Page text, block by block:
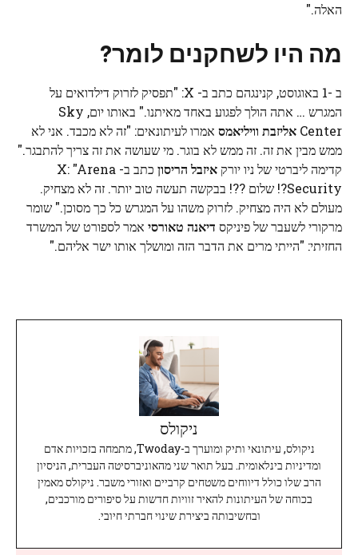
האלה."
מה היו לשחקנים לומר?
ב -1 באוגוסט, קנינגהם כתב ב- X: "תפסיק לזרוק דילדואים על
המגרש … אתה הולך לפגוע באחד מאיתנו." באותו יום, Sky
Center אליזבת וויליאמס אמרו לעיתונאים: "זה לא מכבד. אני לא
ממש מבין את זה. זה ממש לא בוגר. מי שעושה את זה צריך להתבגר."
קדימה ליברטי של ניו יורק איזבל הריסון
כתב ב- X: "Arena
Security?! שלום ??! בבקשה תעשה טוב יותר. זה לא מצחיק.
מעולם לא היה מצחיק. לזרוק משהו על המגרש כל כך מסוכן." שומר
מרקורי לשעבר של פיניקס דיאנה טאורסי אמר לספורט של המשרד
החזיתי: "הייתי מרים את הדבר הזה ומושלך אותו ישר אליהם."
ניקולס
ניקולס, עיתונאי ותיק ומוערך ב-Twoday, מתמחה בזכויות אדם
ומדיניות בינלאומית. בעל תואר שני מהאוניברסיטה העברית, הניסיון
הרב שלו כולל דיווחים משטחים קרביים ואזורי משבר. ניקולס מאמין
בכוחה של העיתונות להאיר זוויות חדשות על סיפורים מורכבים,
ובחשיבותה ביצירת שינוי חברתי חיובי.